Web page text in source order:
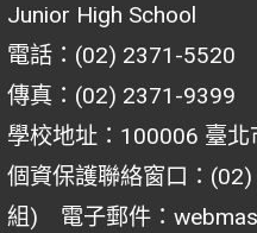
Junior High School
電話：(02) 2371-5520
傳真：(02) 2371-9399
學校地址：100006 臺
個資保護聯絡窗口：
組) 電子郵件：